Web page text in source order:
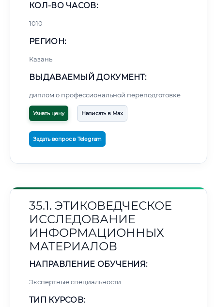
КОЛ-ВО ЧАСОВ:
1010
РЕГИОН:
Казань
ВЫДАВАЕМЫЙ ДОКУМЕНТ:
диплом о профессиональной переподготовке
Узнать цену Написать в Max
Задать вопрос в Telegram
35.1. ЭТИКОВЕДЧЕСКОЕ
ИССЛЕДОВАНИЕ
ИНФОРМАЦИОННЫХ
МАТЕРИАЛОВ
НАПРАВЛЕНИЕ ОБУЧЕНИЯ:
Экспертные специальности
ТИП КУРСОВ: